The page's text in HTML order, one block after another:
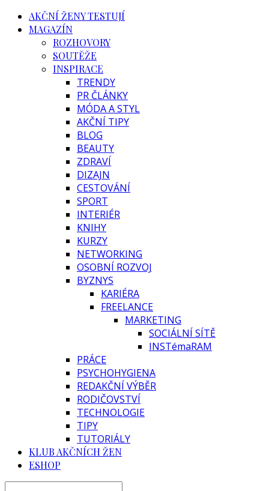
AKČNÍ ŽENY TESTUJÍ
MAGAZÍN
ROZHOVORY
SOUTĚŽE
INSPIRACE
TRENDY
PR ČLÁNKY
MÓDA A STYL
AKČNÍ TIPY
BLOG
BEAUTY
ZDRAVÍ
DIZAJN
CESTOVÁNÍ
SPORT
INTERIÉR
KNIHY
KURZY
NETWORKING
OSOBNÍ ROZVOJ
BYZNYS
KARIÉRA
FREELANCE
MARKETING
SOCIÁLNÍ SÍTĚ
INSTémaRAM
PRÁCE
PSYCHOHYGIENA
REDAKČNÍ VÝBĚR
RODIČOVSTVÍ
TECHNOLOGIE
TIPY
TUTORIÁLY
KLUB AKČNÍCH ŽEN
ESHOP